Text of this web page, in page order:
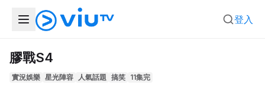
登入
膠戰S4
實況娛樂 星光陣容 人氣話題 搞笑 11集完